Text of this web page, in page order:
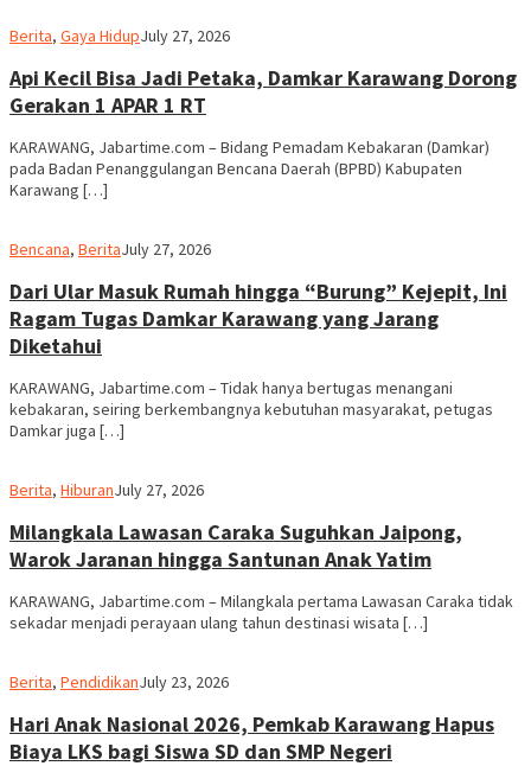
Berita, Gaya Hidupadmin
July 27, 2026
Api Kecil Bisa Jadi Petaka, Damkar Karawang Dorong
Gerakan 1 APAR 1 RT
KARAWANG, Jabartime.com – Bidang Pemadam Kebakaran (Damkar)
pada Badan Penanggulangan Bencana Daerah (BPBD) Kabupaten
Karawang […]
Bencana, Beritaadmin
July 27, 2026
Dari Ular Masuk Rumah hingga “Burung” Kejepit, Ini
Ragam Tugas Damkar Karawang yang Jarang
Diketahui
KARAWANG, Jabartime.com – Tidak hanya bertugas menangani
kebakaran, seiring berkembangnya kebutuhan masyarakat, petugas
Damkar juga […]
Berita, Hiburanadmin
July 27, 2026
Milangkala Lawasan Caraka Suguhkan Jaipong,
Warok Jaranan hingga Santunan Anak Yatim
KARAWANG, Jabartime.com – Milangkala pertama Lawasan Caraka tidak
sekadar menjadi perayaan ulang tahun destinasi wisata […]
Berita, Pendidikanadmin
July 23, 2026
Hari Anak Nasional 2026, Pemkab Karawang Hapus
Biaya LKS bagi Siswa SD dan SMP Negeri